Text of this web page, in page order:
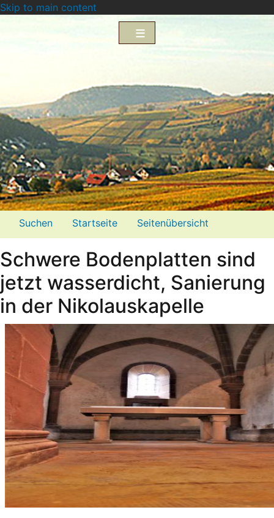
Skip to main content
Menü2
Suchen Startseite
Seitenübersicht
Schwere Bodenplatten sind
jetzt wasserdicht, Sanierung
in der Nikolauskapelle